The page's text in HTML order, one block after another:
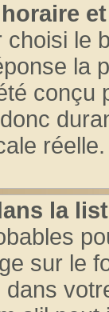
le
la
conçu
réelle.
la
sur le